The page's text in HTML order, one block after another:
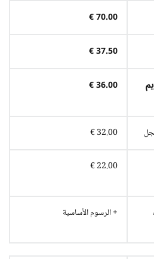
70.00 €
37.50 €
36.00 €
32.00 €
22.00 €
+ الرسوم الأساسية